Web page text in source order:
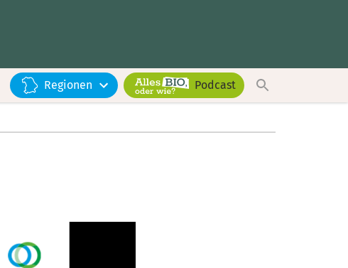
Regionen Podcast